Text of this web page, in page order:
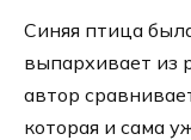
Синяя птица
выпархивает из
автор
которая и сама